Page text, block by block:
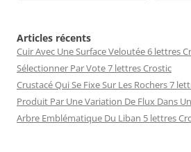
Articles récents
Cuir Avec Une Surface Veloutée 6 lettres
Sélectionner Par Vote 7 lettres Crostic
Crustacé Qui Se Fixe Sur Les Rochers 7
Produit Par Une Variation De Flux Dans
Arbre Emblématique Du Liban 5 lettres